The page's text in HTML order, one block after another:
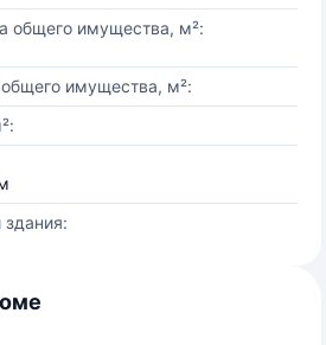
общего имущества, м²:
имущества, м²:
здания: